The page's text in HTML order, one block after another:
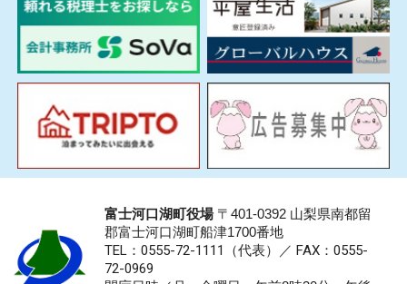
富士河口湖町役場〒401-0392 山梨県南都留
郡富士河口湖町船津1700番地
TEL：0555-72-1111 （代表）／ FAX：0555-
72-0969